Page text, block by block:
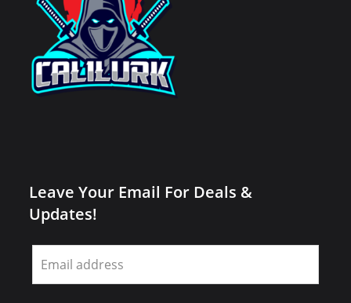
Leave Your Email For Deals &
Updates!
Leave
this
field